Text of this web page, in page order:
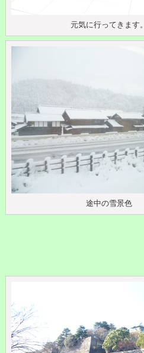
元気に行ってきます。
途中の雪景色